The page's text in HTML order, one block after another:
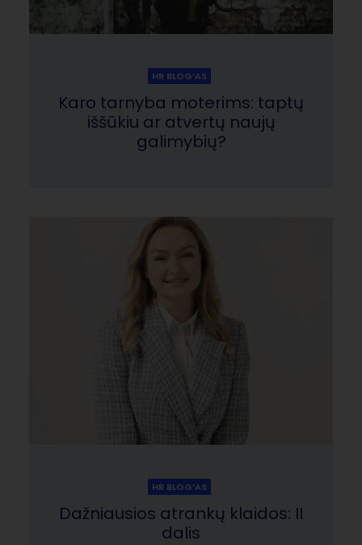
HR BLOG‘AS
Karo tarnyba moterims: taptų
iššūkiu ar atvertų naujų
galimybių?
HR BLOG‘AS
Dažniausios atrankų klaidos: II
dalis